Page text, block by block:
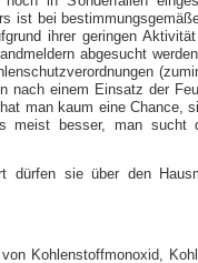
ist bei
ihrer geringen
abgesucht
nach einem Einsatz der
man kaum eine Chance,
meist besser, man sucht
dürfen sie über den
Kohlenstoffmonoxid,